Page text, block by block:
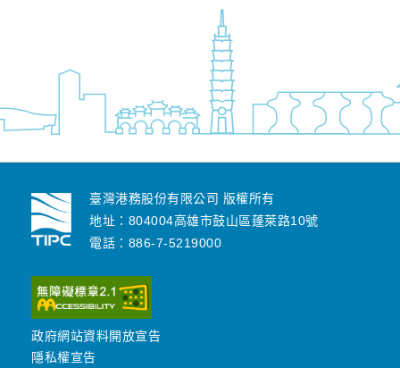
臺灣港務股份有限公司 版權所有
地址：804004高雄市鼓山區蓬萊路10號
電話：886-7-5219000
政府網站資料開放宣告
隱私權宣告